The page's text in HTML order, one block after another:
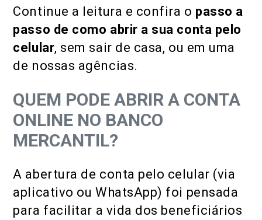
Continue a leitura e confira o passo a
passo de como abrir a sua conta pelo
celular, sem sair de casa, ou em uma
de nossas agências.
QUEM PODE ABRIR A CONTA
ONLINE NO BANCO
MERCANTIL?
A abertura de conta pelo celular (via
aplicativo ou WhatsApp) foi pensada
para facilitar a vida dos beneficiários